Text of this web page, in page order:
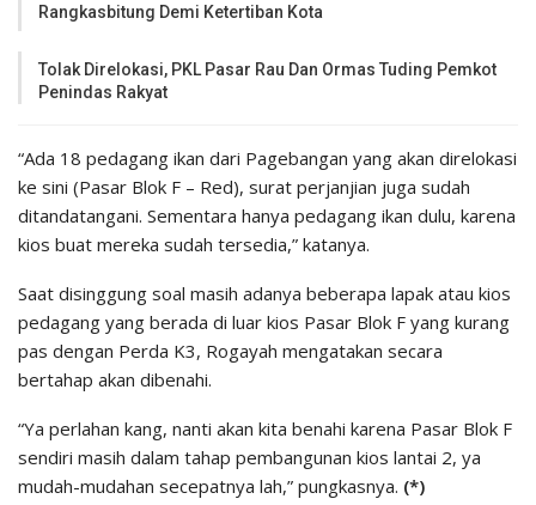
Rangkasbitung Demi Ketertiban Kota
Tolak Direlokasi, PKL Pasar Rau Dan Ormas Tuding Pemkot
Penindas Rakyat
“Ada 18 pedagang ikan dari Pagebangan yang akan direlokasi
ke sini (Pasar Blok F – Red), surat perjanjian juga sudah
ditandatangani. Sementara hanya pedagang ikan dulu, karena
kios buat mereka sudah tersedia,” katanya.
Saat disinggung soal masih adanya beberapa lapak atau kios
pedagang yang berada di luar kios Pasar Blok F yang kurang
pas dengan Perda K3, Rogayah mengatakan secara
bertahap akan dibenahi.
“Ya perlahan kang, nanti akan kita benahi karena Pasar Blok F
sendiri masih dalam tahap pembangunan kios lantai 2, ya
mudah-mudahan secepatnya lah,” pungkasnya. (*)